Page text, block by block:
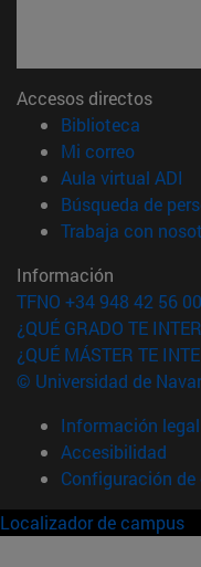
Accesos directos
Biblioteca
Mi correo(abre en
Aula virtual ADI
Búsqueda de
Trabaja con
Información
TFNO +34 948 42 56 00
¿QUÉ GRADO TE
¿QUÉ MÁSTER TE
© Universidad de
Información legal
Accesibilidad
Configuración de
Localizador de campus